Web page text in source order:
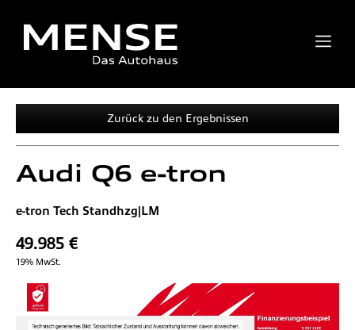
Zurück zu den Ergebnissen
Audi Q6 e-tron
e-tron Tech Standhzg|LM
49.985 €
19% MwSt.